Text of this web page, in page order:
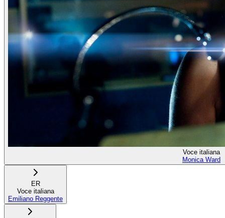
Voce italiana
Monica Ward
ER
Voce italiana
Emiliano Reggente